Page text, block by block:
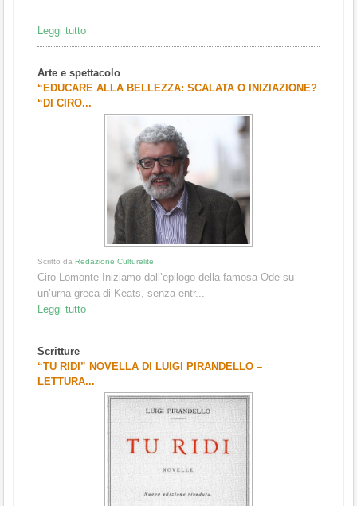
Leggi tutto
Arte e spettacolo
“EDUCARE ALLA BELLEZZA: SCALATA O INIZIAZIONE?
“DI CIRO...
Scritto da Redazione Culturelite
Ciro Lomonte Iniziamo dall’epilogo della famosa Ode su
un’urna greca di Keats, senza entr...
Leggi tutto
Scritture
“TU RIDI” NOVELLA DI LUIGI PIRANDELLO –
LETTURA...